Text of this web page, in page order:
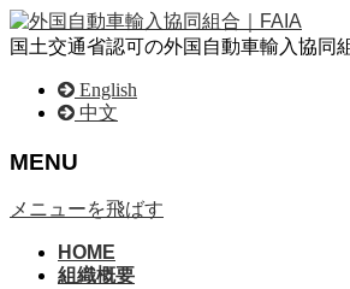
国土交通省認可の外国自動車輸入協同
English
中文
MENU
メニューを飛ばす
HOME
組織概要